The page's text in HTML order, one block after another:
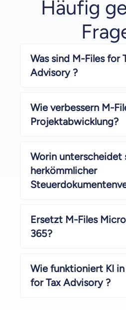
Häufig
Was sind M-Files for
Advisory ?
Wie verbessern M-
Projektabwicklung?
Worin unterscheidet
herkömmlicher
Ersetzt M-Files
365?
Wie funktioniert KI
for Tax Advisory ?